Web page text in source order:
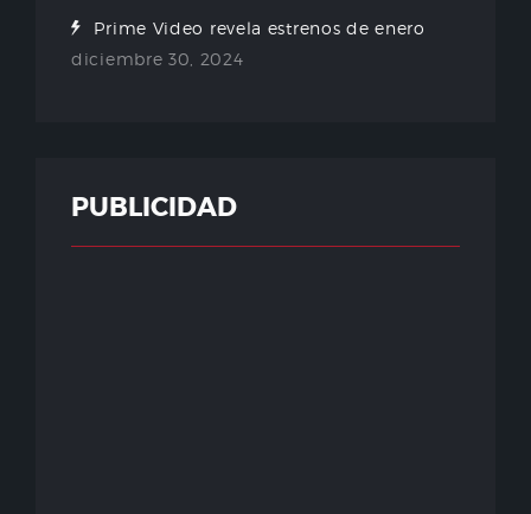
Prime Video revela estrenos de enero
diciembre 30, 2024
PUBLICIDAD